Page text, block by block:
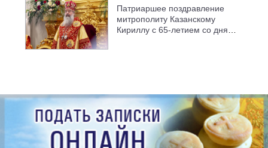
Патриаршее поздравление
митрополиту Казанскому
Кириллу с 65-летием со дня